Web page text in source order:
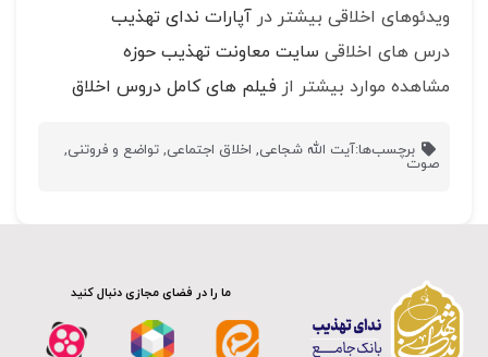
ویدئوهای اخلاقی بیشتر در آپارات ندای تهذیب
درس های اخلاقی سایت معاونت تهذیب حوزه
مشاهده موارد بیشتر از فیلم های کامل دروس اخلاق
برچسب‌ها:آیت الله شجاعی, اخلاق اجتماعی,تواضع و فروتنی,
صوت
ما را در فضای مجازی دنبال کنید